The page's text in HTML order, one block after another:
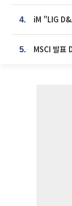
4.
5. MSCI 발표